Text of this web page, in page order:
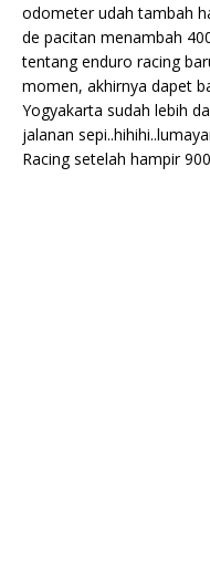
odometer udah tambah
de pacitan menambah
tentang enduro racing
momen, akhirnya dapet
Yogyakarta sudah lebih
jalanan
Racing setelah hampir